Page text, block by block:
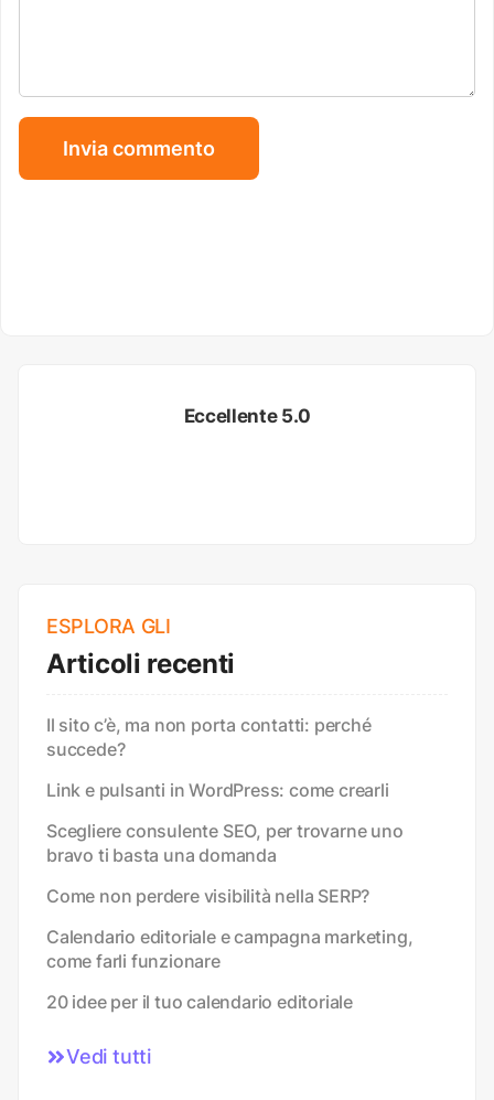
Eccellente 5.0
ESPLORA GLI
Articoli recenti
Il sito c’è, ma non porta contatti: perché
succede?
Link e pulsanti in WordPress: come crearli
Scegliere consulente SEO, per trovarne uno
bravo ti basta una domanda
Come non perdere visibilità nella SERP?
Calendario editoriale e campagna marketing,
come farli funzionare
20 idee per il tuo calendario editoriale
Vedi tutti